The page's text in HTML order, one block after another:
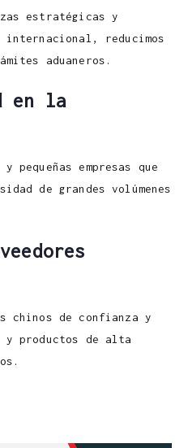
estratégicas y
reducimos
aduaneros.
en la
pequeñas empresas que
de grandes volúmenes
chinos de confianza y
y productos de alta